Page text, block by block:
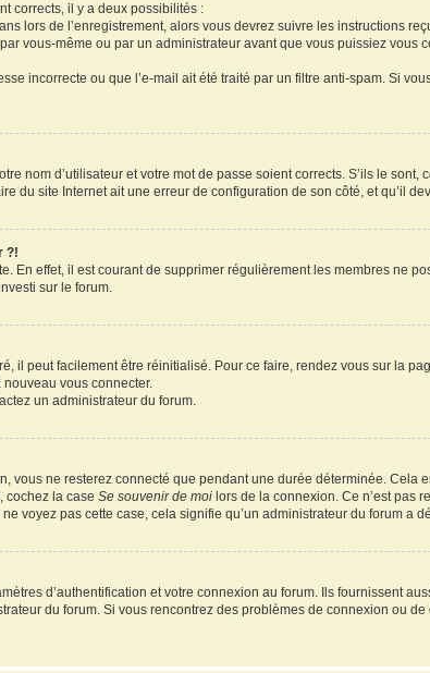
corrects, il y a deux possibilités :
lors de l’enregistrement, alors vous devrez suivre les instructions
vous-même ou par un administrateur avant que vous puissiez vous
incorrecte ou que l’e-mail ait été traité par un filtre anti-spam. Si
nom d’utilisateur et votre mot de passe soient corrects. S’ils le
du site Internet ait une erreur de configuration de son côté, et qu’il
?!
En effet, il est courant de supprimer régulièrement les membres ne
sur le forum.
il peut facilement être réinitialisé. Pour ce faire, rendez vous sur la
vous connecter.
un administrateur du forum.
vous ne resterez connecté que pendant une durée déterminée. Cela
cochez la caseSe souvenir de moi lors de la connexion. Ce n’est pas
voyez pas cette case, cela signifie qu’un administrateur du forum a
d’authentification et votre connexion au forum. Ils fournissent
du forum. Si vous rencontrez des problèmes de connexion ou